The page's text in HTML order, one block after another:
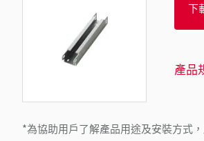
*為協助用戶了解產品用途及安裝方式
下
產品